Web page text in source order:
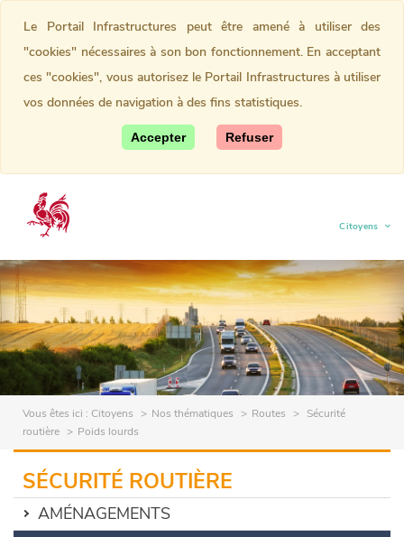
Citoyens
(current)
Vous êtes ici : Citoyens Nos thématiques Routes
Sécurité
routière
Poids lourds
SÉCURITÉ ROUTIÈRE
AMÉNAGEMENTS
Le Portail Infrastructures peut être amené à utiliser des
"cookies" nécessaires à son bon fonctionnement. En acceptant
ces "cookies", vous autorisez le Portail Infrastructures à utiliser
vos données de navigation à des fins statistiques.
Accepter Refuser